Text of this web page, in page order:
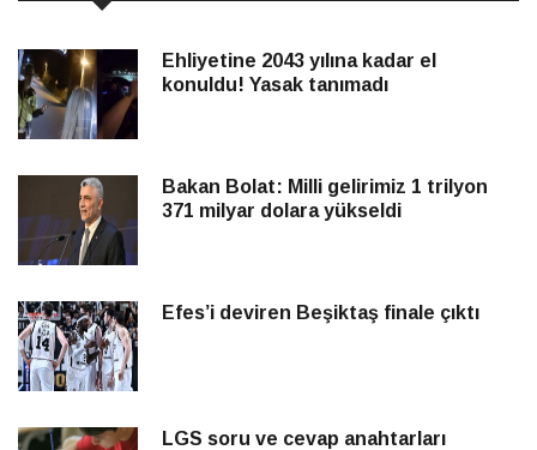
Ehliyetine 2043 yılına kadar el
konuldu! Yasak tanımadı
Bakan Bolat: Milli gelirimiz 1 trilyon
371 milyar dolara yükseldi
Efes’i deviren Beşiktaş finale çıktı
LGS soru ve cevap anahtarları